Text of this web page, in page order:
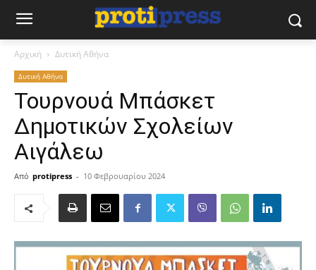
Αρχική Δυτική Αθήνα
Δυτική Αθήνα
Τουρνουά Μπάσκετ
Δημοτικών Σχολείων
Αιγάλεω
Από protipress - 10 Φεβρουαρίου 2024